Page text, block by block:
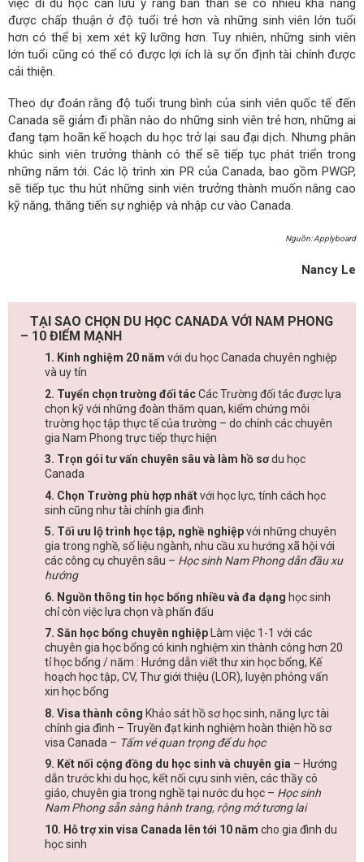
được chấp thuận ở độ tuổi trẻ hơn và những sinh viên lớn tuổi
hơn có thể bị xem xét kỹ lưỡng hơn. Tuy nhiên, những sinh viên
lớn tuổi cũng có thể có được lợi ích là sự ổn định tài chính được
cải thiện.
Theo dự đoán rằng độ tuổi trung bình của sinh viên quốc tế đến
Canada sẽ giảm đi phần nào do những sinh viên trẻ hơn, những ai
đang tạm hoãn kế hoạch du học trở lại sau đại dịch. Nhưng phân
khúc sinh viên trưởng thành có thể sẽ tiếp tục phát triển trong
những năm tới. Các lộ trình xin PR của Canada, bao gồm PWGP,
sẽ tiếp tục thu hút những sinh viên trưởng thành muốn nâng cao
kỹ năng, thăng tiến sự nghiệp và nhập cư vào Canada.
Nguồn: Applyboard
Nancy Le
TẠI SAO CHỌN DU HỌC CANADA VỚI NAM PHONG
– 10 ĐIỂM MẠNH
1. Kinh nghiệm 20 năm với du học Canada chuyên nghiệp
và uy tín
2. Tuyển chọn trường đối tácCác Trường đối tác được lựa
chọn kỹ với những đoàn thăm quan, kiểm chứng môi
trường học tập thực tế của trường – do chính các chuyên
gia Nam Phong trực tiếp thực hiện
3. Trọn gói tư vấn chuyên sâu và làm hồ sơdu học
Canada
4. Chọn Trường phù hợp nhấtvới học lực, tính cách học
sinh cũng như tài chính gia đình
5. Tối ưu lộ trình học tập, nghề nghiệpvới những chuyên
gia trong nghề, số liệu ngành, nhu cầu xu hướng xã hội với
các công cụ chuyên sâu – Học sinh Nam Phong dẫn đầu xu
hướng
6. Nguồn thông tin học bổng nhiều và đa dạng học sinh
chỉ còn việc lựa chọn và phấn đấu
7. Săn học bổng chuyên nghiệp Làm việc 1-1 với các
chuyên gia học bổng có kinh nghiệm xin thành công hơn 20
tỉ học bổng / năm : Hướng dẫn viết thư xin học bổng, Kế
hoạch học tập, CV, Thư giới thiệu (LOR), luyện phỏng vấn
xin học bổng
8. Visa thành công Khảo sát hồ sơ học sinh, năng lực tài
chính gia đình – Truyền đạt kinh nghiệm hoàn thiện hồ sơ
visa Canada – Tấm vé quan trọng để du học
9. Kết nối cộng đồng du học sinh và chuyên gia – Hướng
dẫn trước khi du học, kết nối cựu sinh viên, các thầy cô
giáo, chuyên gia trong nghề tại nước du học – Học sinh
Nam Phong sẵn sàng hành trang, rộng mở tương lai
10. Hỗ trợ xin visa Canada lên tới 10 năm cho gia đình du
học sinh